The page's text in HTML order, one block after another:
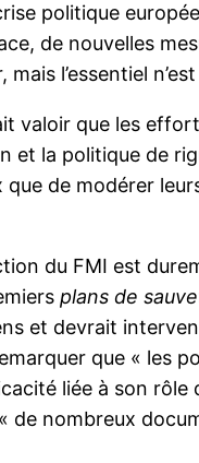
politique
de nouvelles
l’essentiel n’est
valoir que les
et la politique de
de modérer
du FMI est
plans de
et devrait
que « les
liée à son rôle
de nombreux